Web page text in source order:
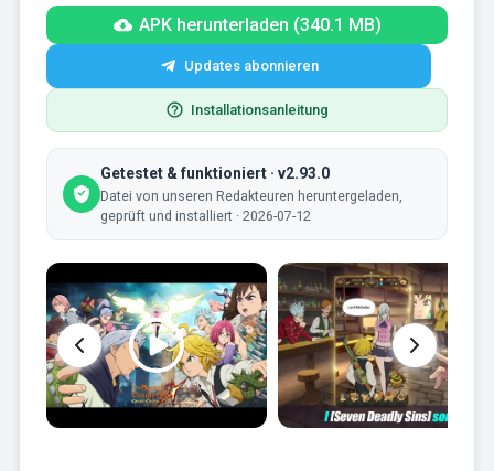
APK herunterladen (340.1 MB)
Updates abonnieren
Installationsanleitung
Getestet & funktioniert · v2.93.0
Datei von unseren Redakteuren heruntergeladen,
geprüft und installiert · 2026-07-12